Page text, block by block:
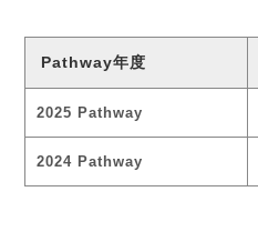
Pathway年度
2025 Pathway
2024 Pathway